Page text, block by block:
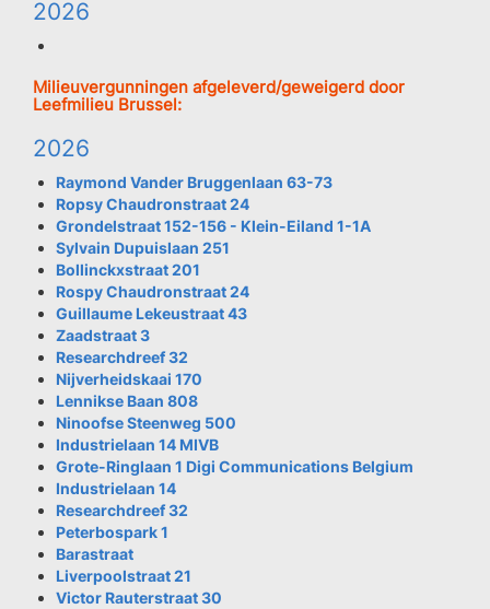
2026
Milieuvergunningen afgeleverd/geweigerd door
Leefmilieu Brussel:
2026
Raymond Vander Bruggenlaan 63-73
Ropsy Chaudronstraat 24
Grondelstraat 152-156 - Klein-Eiland 1-1A
Sylvain Dupuislaan 251
Bollinckxstraat 201
Rospy Chaudronstraat 24
Guillaume Lekeustraat 43
Zaadstraat 3
Researchdreef 32
Nijverheidskaai 170
Lennikse Baan 808
Ninoofse Steenweg 500
Industrielaan 14 MIVB
Grote-Ringlaan 1 Digi Communications Belgium
Industrielaan 14
Researchdreef 32
Peterbospark 1
Barastraat
Liverpoolstraat 21
Victor Rauterstraat 30